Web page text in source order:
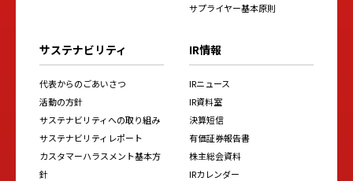
サプライヤー基本原則
サステナビリティ
代表からのごあいさつ
活動の方針
サステナビリティへの取り組み
サステナビリティレポート
カスタマーハラスメント基本方
針
IR情報
IRニュース
IR資料室
決算短信
有価証券報告書
株主総会資料
IRカレンダー